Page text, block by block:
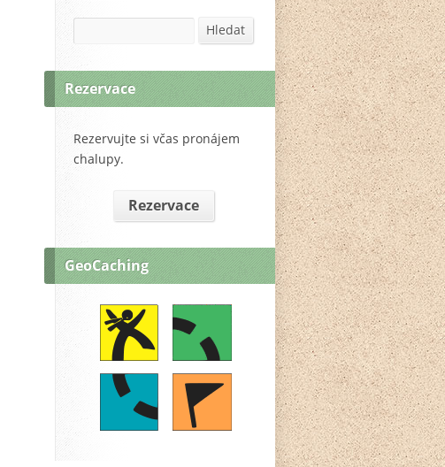
Hledat
Rezervace
Rezervujte si včas pronájem
chalupy.
Rezervace
GeoCaching